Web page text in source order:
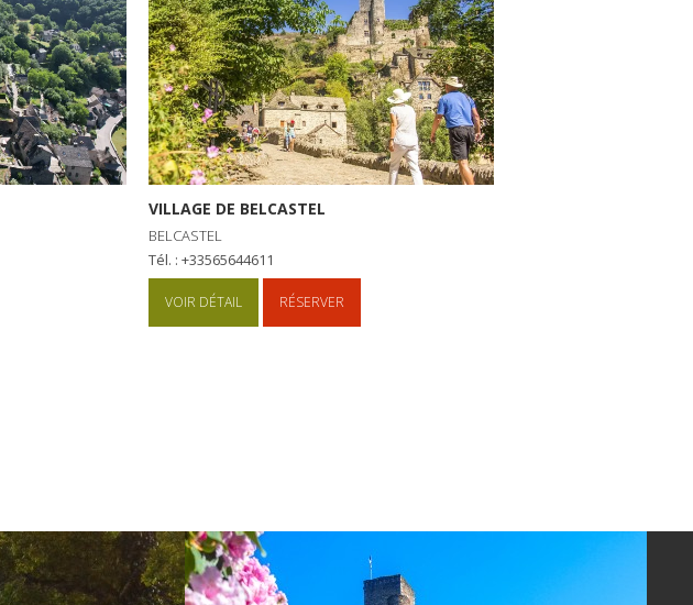
VILLAGE DE BELCASTEL
BELCASTEL
Tél. : +33565644611
VOIR DÉTAIL RÉSERVER